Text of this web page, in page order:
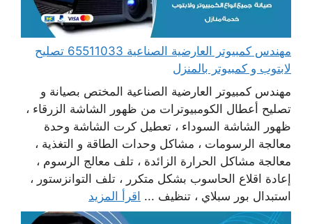
مهندس كمبيوتر العارضية الصناعية 65511033 تصليح
لابتوب و كمبيوتر بالمنزل
مهندس كمبيوتر العارضية الصناعية المختص بصيانة و
تصليح أعطال الكومبيوترات من ظهور الشاشة الزرقاء ،
ظهور الشاشة السوداء ، تعطيل كرت الشاشة وحدة
معالجة الرسومات ، مشاكل وحدات الطاقة و التغذية ،
معالجة مشاكل الحرارة الزائدة ، تلف معالج الرسوم ،
إعادة اقلاع الحاسوب بشكل متكرر ، تلف التوانزستور ،
استبدال بور سبلاي ، تنظيف ... اقرأ المزيد